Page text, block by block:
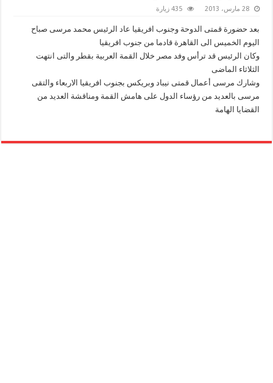
28 مارس، 2013 435 زيارة
بعد حضورة قمتى الدوحة وجنوب افريقيا عاد الرئيس محمد مرسى صباح
اليوم الخميس الى القاهرة قادما من جنوب افريقيا
وكان الرئيس قد ترأس وفد مصر خلال القمة العربية بقطر والتى انتهت
الثلاثاء الماضى
وشارك مرسى أعمال قمتى نيباد وبريكس بجنوب افريقيا الاربعاء والتقى
مرسى بالعديد من رؤساء الدول على هامش القمة ومناقشة العديد من
القضايا الهامة